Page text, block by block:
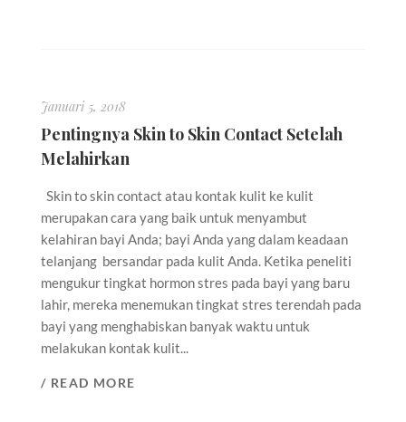
Januari 5, 2018
Pentingnya Skin to Skin Contact Setelah
Melahirkan
Skin to skin contact atau kontak kulit ke kulit
merupakan cara yang baik untuk menyambut
kelahiran bayi Anda; bayi Anda yang dalam keadaan
telanjang bersandar pada kulit Anda. Ketika peneliti
mengukur tingkat hormon stres pada bayi yang baru
lahir, mereka menemukan tingkat stres terendah pada
bayi yang menghabiskan banyak waktu untuk
melakukan kontak kulit...
/ READ MORE